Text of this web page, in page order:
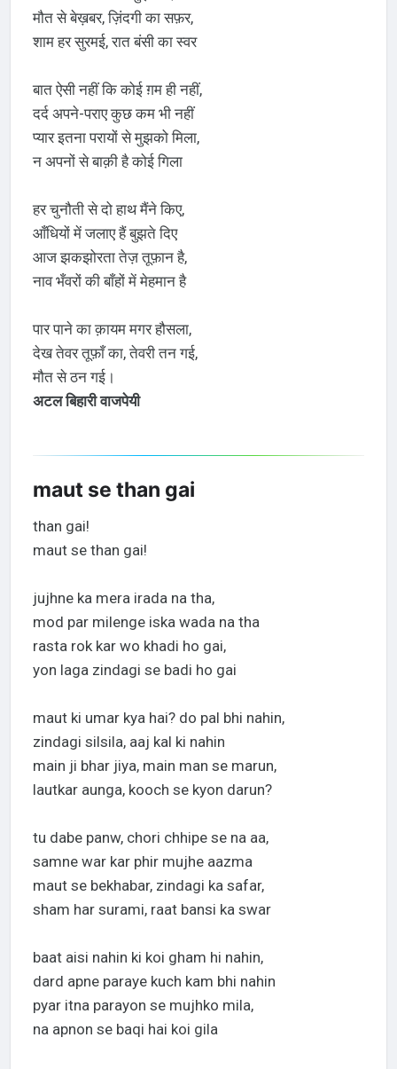
मौत से बेख़बर, ज़िंदगी का सफ़र,
शाम हर सुरमई, रात बंसी का स्वर
बात ऐसी नहीं कि कोई ग़म ही नहीं,
दर्द अपने-पराए कुछ कम भी नहीं
प्यार इतना परायों से मुझको मिला,
न अपनों से बाक़ी है कोई गिला
हर चुनौती से दो हाथ मैंने किए,
आँधियों में जलाए हैं बुझते दिए
आज झकझोरता तेज़ तूफ़ान है,
नाव भँवरों की बाँहों में मेहमान है
पार पाने का क़ायम मगर हौसला,
देख तेवर तूफ़ाँ का, तेवरी तन गई,
मौत से ठन गई।
अटल बिहारी वाजपेयी
maut se than gai
than gai!
maut se than gai!
jujhne ka mera irada na tha,
mod par milenge iska wada na tha
rasta rok kar wo khadi ho gai,
yon laga zindagi se badi ho gai
maut ki umar kya hai? do pal bhi nahin,
zindagi silsila, aaj kal ki nahin
main ji bhar jiya, main man se marun,
lautkar aunga, kooch se kyon darun?
tu dabe panw, chori chhipe se na aa,
samne war kar phir mujhe aazma
maut se bekhabar, zindagi ka safar,
sham har surami, raat bansi ka swar
baat aisi nahin ki koi gham hi nahin,
dard apne paraye kuch kam bhi nahin
pyar itna parayon se mujhko mila,
na apnon se baqi hai koi gila